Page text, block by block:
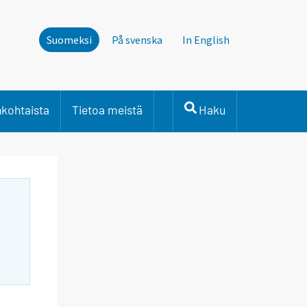
Suomeksi På svenska In English
Tietoa meistä Haku